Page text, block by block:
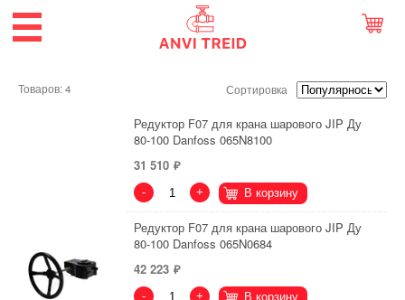
Товаров: 4 Сортировка
Редуктор F07 для крана шарового JIP Ду
80-100 Danfoss 065N8100
31 510
- + В корзину
Редуктор F07 для крана шарового JIP Ду
80-100 Danfoss 065N0684
42 223
- + В корзину